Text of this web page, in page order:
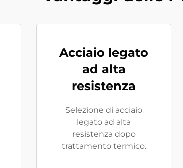
Acciaio legato
ad alta
resistenza
Selezione di acciaio
legato ad alta
resistenza dopo
trattamento termico.